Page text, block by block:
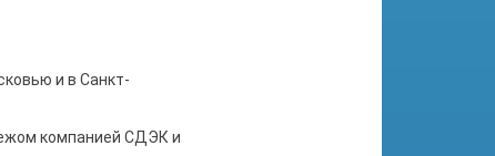
и в Санкт-
компанией СДЭК и